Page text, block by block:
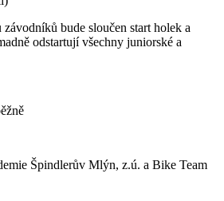
bude sloučen start holek a
odstartují všechny juniorské a
Špindlerův Mlýn, z.ú. a Bike Team